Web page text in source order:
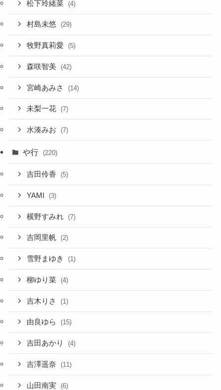
松下玲緒菜 (4)
村島未悠 (29)
牧野真莉愛 (5)
森咲智美 (42)
宮崎あみさ (14)
未梨一花 (7)
水湊みお (7)
や行 (220)
吉田伶香 (5)
YAMI (3)
横野すみれ (7)
吉岡里帆 (2)
雪野まゆき (1)
柳ゆり菜 (4)
吉木りさ (1)
由良ゆら (15)
吉田あかり (4)
吉澤遥奈 (11)
山田南実 (6)